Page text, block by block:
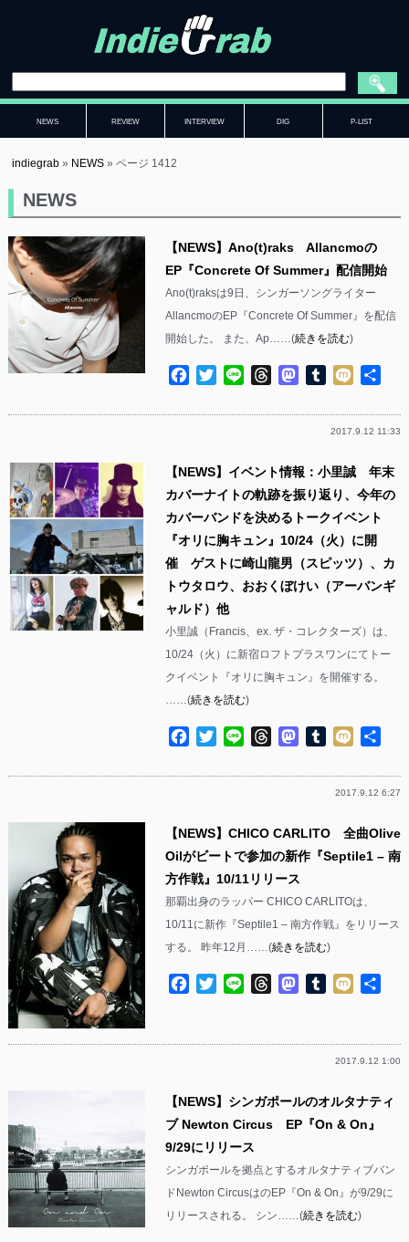
NEWS REVIEW INTERVIEW DIG P-LIST
indiegrab » NEWS »ページ 1412
NEWS
【NEWS】Ano(t)raks Allancmoの
EP『Concrete Of Summer』配信開始
Ano(t)raksは9日、シンガーソングライター
AllancmoのEP『Concrete Of Summer』を配信
開始した。 また、Ap……(続きを読む)
Facebook
TwitterLine ThreadsMastodon
Tumblr
Mixi
2017.9.12 11:33
【NEWS】イベント情報：小里誠 年末
カバーナイトの軌跡を振り返り、今年の
カバーバンドを決めるトークイベント
『オリに胸キュン』10/24（火）に開
催 ゲストに崎山龍男（スピッツ）、カ
トウタロウ、おおくぼけい（アーバンギ
ャルド）他
小里誠（Francis、ex. ザ・コレクターズ）は、
10/24（火）に新宿ロフトプラスワンにてトー
クイベント『オリに胸キュン』を開催する。
……(続きを読む)
Facebook
TwitterLine ThreadsMastodon
Tumblr
Mixi
2017.9.12 6:27
【NEWS】CHICO CARLITO 全曲Olive
Oilがビートで参加の新作『Septile1 – 南
方作戦』10/11リリース
那覇出身のラッパー CHICO CARLITOは、
10/11に新作『Septile1 – 南方作戦』をリリース
する。 昨年12月……(続きを読む)
Facebook
TwitterLine ThreadsMastodon
Tumblr
Mixi
2017.9.12 1:00
【NEWS】シンガポールのオルタナティ
ブ Newton Circus EP『On & On』
9/29にリリース
シンガポールを拠点とするオルタナティブバン
ドNewton CircusはのEP『On & On』が9/29に
リリースされる。 シン……(続きを読む)